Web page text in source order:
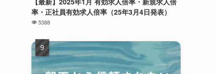
率・正社員有効求人倍率（25年3月4日発表）
5388